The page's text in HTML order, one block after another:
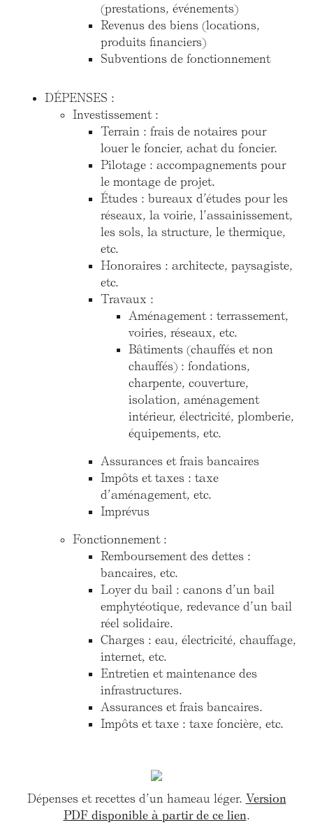
(prestations, événements)
Revenus des biens (locations,
produits financiers)
Subventions de fonctionnement
DÉPENSES :
Investissement :
Terrain : frais de notaires pour
louer le foncier, achat du foncier.
Pilotage : accompagnements pour
le montage de projet.
Études : bureaux d’études pour les
réseaux, la voirie, l’assainissement,
les sols, la structure, le thermique,
etc.
Honoraires : architecte, paysagiste,
etc.
Travaux :
Aménagement : terrassement,
voiries, réseaux, etc.
Bâtiments (chauffés et non
chauffés) : fondations,
charpente, couverture,
isolation, aménagement
intérieur, électricité, plomberie,
équipements, etc.
Assurances et frais bancaires
Impôts et taxes : taxe
d’aménagement, etc.
Imprévus
Fonctionnement :
Remboursement des dettes :
bancaires, etc.
Loyer du bail : canons d’un bail
emphytéotique, redevance d’un bail
réel solidaire.
Charges : eau, électricité, chauffage,
internet, etc.
Entretien et maintenance des
infrastructures.
Assurances et frais bancaires.
Impôts et taxe : taxe foncière, etc.
Dépenses et recettes d’un hameau léger. Version
PDF disponible à partir de ce lien.